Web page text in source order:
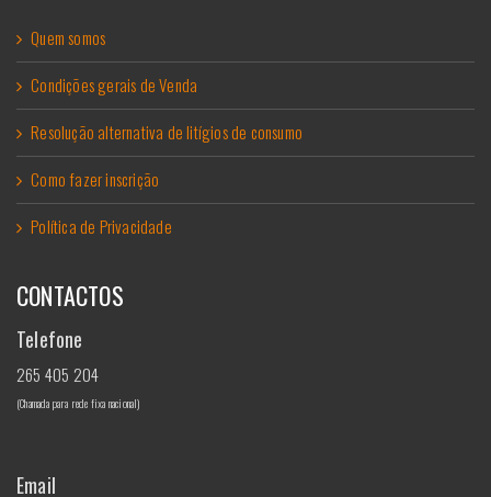
Quem somos
Condições gerais de Venda
Resolução alternativa de litígios de consumo
Como fazer inscrição
Política de Privacidade
CONTACTOS
Telefone
265 405 204
(Chamada para rede fixa nacional)
Email